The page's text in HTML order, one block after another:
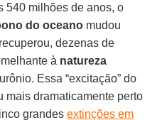
540 milhões de anos, o
do oceano mudou
dezenas de
à natureza
Essa “excitação” do
mais dramaticamente perto
grandesextinções em